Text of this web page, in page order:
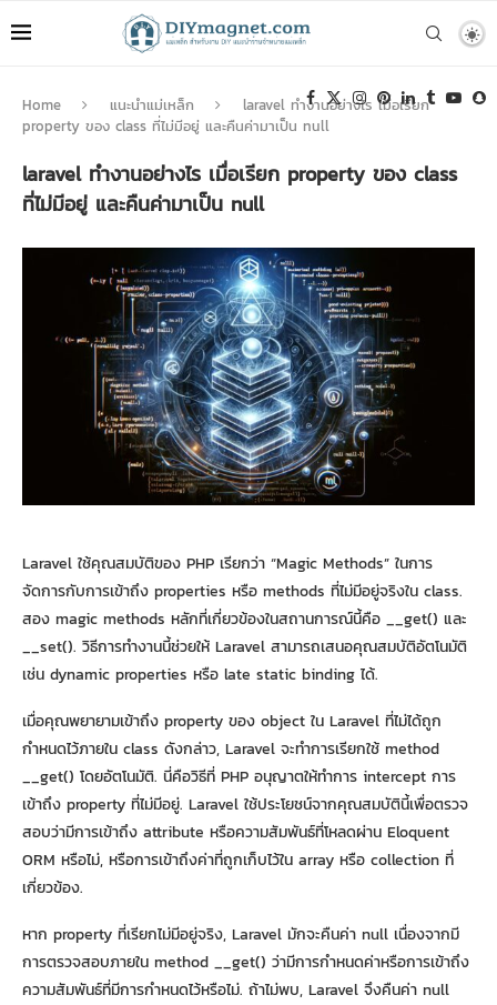
Home แนะนำแม่เหล็ก
laravel ทำงานอย่างไร เมื่อเรียก
property ของ class ที่ไม่มีอยู่ และคืนค่ามาเป็น null
laravel ทำงานอย่างไร เมื่อเรียก property ของ class
ที่ไม่มีอยู่ และคืนค่ามาเป็น null
Laravel ใช้คุณสมบัติของ PHP เรียกว่า “Magic Methods” ในการ
จัดการกับการเข้าถึง properties หรือ methods ที่ไม่มีอยู่จริงใน class.
สอง magic methods หลักที่เกี่ยวข้องในสถานการณ์นี้คือ __get() และ
__set(). วิธีการทำงานนี้ช่วยให้ Laravel สามารถเสนอคุณสมบัติอัตโนมัติ
เช่น dynamic properties หรือ late static binding ได้.
เมื่อคุณพยายามเข้าถึง property ของ object ใน Laravel ที่ไม่ได้ถูก
กำหนดไว้ภายใน class ดังกล่าว, Laravel จะทำการเรียกใช้ method
__get() โดยอัตโนมัติ. นี่คือวิธีที่ PHP อนุญาตให้ทำการ intercept การ
เข้าถึง property ที่ไม่มีอยู่. Laravel ใช้ประโยชน์จากคุณสมบัตินี้เพื่อตรวจ
สอบว่ามีการเข้าถึง attribute หรือความสัมพันธ์ที่โหลดผ่าน Eloquent
ORM หรือไม่, หรือการเข้าถึงค่าที่ถูกเก็บไว้ใน array หรือ collection ที่
เกี่ยวข้อง.
หาก property ที่เรียกไม่มีอยู่จริง, Laravel มักจะคืนค่า null เนื่องจากมี
การตรวจสอบภายใน method __get() ว่ามีการกำหนดค่าหรือการเข้าถึง
ความสัมพันธ์ที่มีการกำหนดไว้หรือไม่. ถ้าไม่พบ, Laravel จึงคืนค่า null